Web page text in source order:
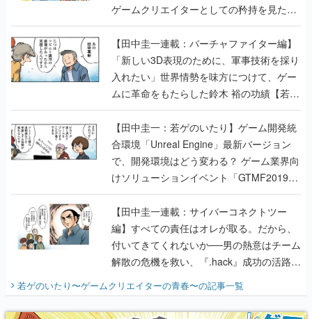
ゲームクリエイターとしての矜持を見た
【若ゲのいたり最終回】
【田中圭一連載：バーチャファイター編】
「新しい3D表現のために、軍事技術を採り
入れたい」世界情勢を味方につけて、ゲー
ムに革命をもたらした鈴木 裕の功績【若ゲ
のいたり】
【田中圭一：若ゲのいたり】ゲーム開発統
合環境「Unreal Engine」最新バージョン
で、開発環境はどう変わる？ ゲーム業界向
けソリューションイベント「GTMF2019」
に行って、より理解を深めよう【PR】
【田中圭一連載：サイバーコネクトツー
編】すべての責任はオレが取る。だから、
付いてきてくれないか──男の熱意はチーム
解散の危機を救い、『.hack』成功の活路を
『少年ジャンプ』色だった【若ゲのいた
り】
若ゲのいたり〜ゲームクリエイターの青春〜の記事一覧